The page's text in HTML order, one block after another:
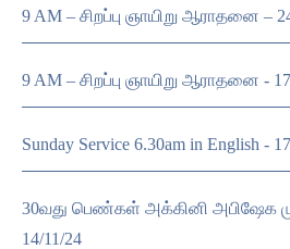
9 AM – சிறப்பு ஞாயிறு ஆராதனை –
9 AM – சிறப்பு ஞாயிறு ஆராதனை -
Sunday Service 6.30am in English -
30வது பெண்கள் அக்கினி அபிஷேக
14/11/24